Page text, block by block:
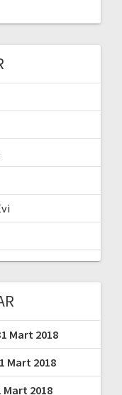
Mart 2018
Mart 2018
Mart 2018